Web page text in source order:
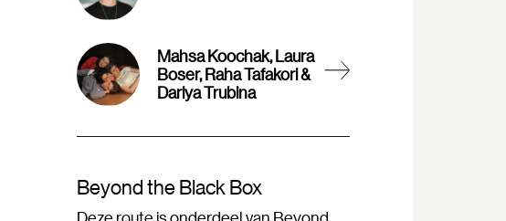
Mahsa Koochak, Laura
Boser, Raha Tafakori &
Dariya Trubina
Beyond the Black Box